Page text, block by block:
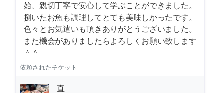
始、親切丁寧で安心して学ぶことができました。
捌いたお魚も調理してとても美味しかったです。
色々とお気遣いも頂きありがとうございました。
また機会がありましたらよろしくお願い致します
＾＾
依頼されたチケット
直